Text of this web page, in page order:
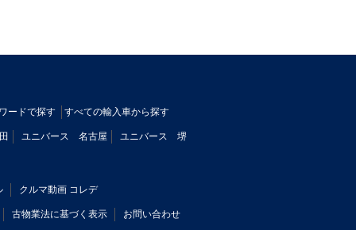
ードで探す すべての輸入車から探す
ユニバース 名古屋 ユニバース 堺
クルマ動画 コレデ
古物業法に基づく表示 お問い合わせ